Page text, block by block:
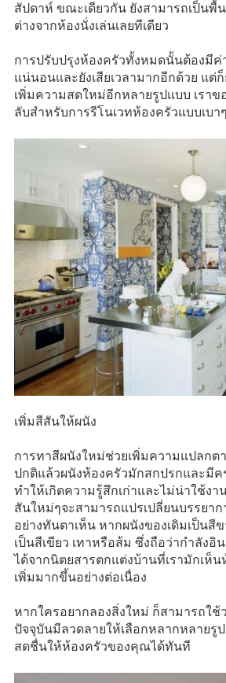
สัปดาห์ ขณะเดียวกัน ยังสามารถเป็นพื้
ต่างจากห้องนั่งเล่นเลยทีเดียว
การปรับปรุงห้องครัวทั้งหมดนั้นต้องมีค่
แน่นอนและยังเสียเวลามากอีกด้วย แต่
เพิ่มความสดใหม่อีกหลายรูปแบบ เราข
ลับสำหรับการรีโนเวทห้องครัวแบบเบ
เพิ่มสีสันให้ผนัง
การทาสีผนังใหม่ช่วยเพิ่มความแปลกต
ปกติแล้วผนังห้องครัวมักสกปรกและมีค
ทำให้เกิดความรู้สึกเก่าและไม่น่าใช้งา
สันใหม่ๆจะสามารถแปรเปลี่ยนบรรยา
อย่างทันตาเห็น หากผนังของเดิมเป็นสี
เป็นสีเขียว เทาหรือส้ม ซึ่งถือว่ากำลังอิ
ได้จากนิตยสารตกแต่งบ้านที่เรามักเห็
เพิ่มมากขึ้นอย่างต่อเนื่อง
หากใครอยากลองสิ่งใหม่ ก็สามารถใช้
ปัจจุบันมีลวดลายให้เลือกหลากหลายรู
สดชื่นให้ห้องครัวของคุณได้ทันที